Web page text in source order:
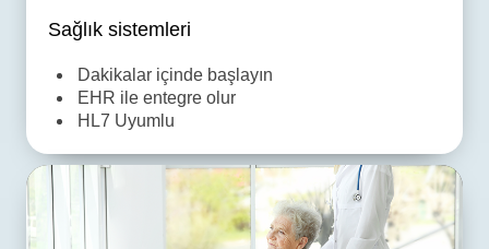
Sağlık sistemleri
Dakikalar içinde başlayın
EHR ile entegre olur
HL7 Uyumlu